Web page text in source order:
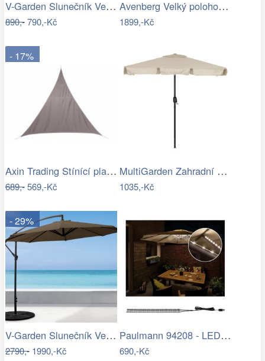
V-Garden Slunečník VeGA 270C - černý
890,-790,-Kč
Avenberg Velký polohovatelný slunečník…
1899,-Kč
- 17%
Axin Trading Stínící plachta…
689,-569,-Kč
MultiGarden Zahradní slunečník Kosy…
1035,-Kč
- 29%
V-Garden Slunečník VeGA 301
2790,-1990,-Kč
Paulmann 94208 - LED/1,8W Osvětlení…
690,-Kč